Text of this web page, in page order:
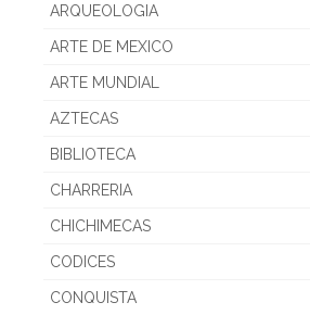
ARQUEOLOGIA
ARTE DE MEXICO
ARTE MUNDIAL
AZTECAS
BIBLIOTECA
CHARRERIA
CHICHIMECAS
CODICES
CONQUISTA